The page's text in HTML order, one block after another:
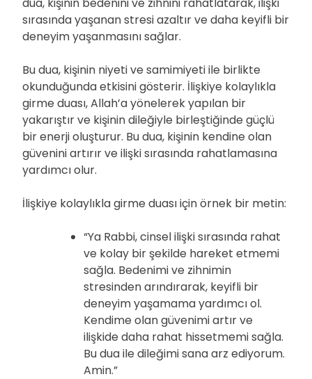
sırasında yaşanan stresi azaltır ve daha keyifli bir
deneyim yaşanmasını sağlar.
Bu dua, kişinin niyeti ve samimiyeti ile birlikte
okunduğunda etkisini gösterir. İlişkiye kolaylıkla
girme duası, Allah’a yönelerek yapılan bir
yakarıştır ve kişinin dileğiyle birleştiğinde güçlü
bir enerji oluşturur. Bu dua, kişinin kendine olan
güvenini artırır ve ilişki sırasında rahatlamasına
yardımcı olur.
İlişkiye kolaylıkla girme duası için örnek bir metin:
“Ya Rabbi, cinsel ilişki sırasında rahat
ve kolay bir şekilde hareket etmemi
sağla. Bedenimi ve zihnimin
stresinden arındırarak, keyifli bir
deneyim yaşamama yardımcı ol.
Kendime olan güvenimi artır ve
ilişkide daha rahat hissetmemi sağla.
Bu dua ile dileğimi sana arz ediyorum.
Amin.”